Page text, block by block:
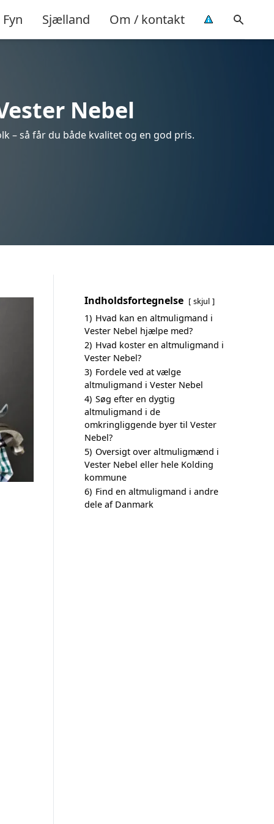
Fyn Sjælland Om / kontakt
Nebel
– så får du både kvalitet og en god pris.
Indholdsfortegnelse skjul
1) Hvad kan en altmuligmand i
Vester Nebel hjælpe med?
2) Hvad koster en altmuligmand i
Vester Nebel?
3) Fordele ved at vælge
altmuligmand i Vester Nebel
4) Søg efter en dygtig
altmuligmand i de
omkringliggende byer til Vester
Nebel?
5) Oversigt over altmuligmænd i
Vester Nebel eller hele Kolding
kommune
6) Find en altmuligmand i andre
dele af Danmark